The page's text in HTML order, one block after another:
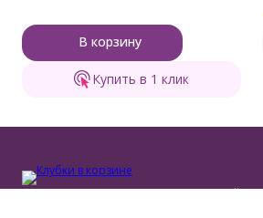
В корзину
Купить в 1 клик
Бренд пряжи для тех, кто вяжет с душой и